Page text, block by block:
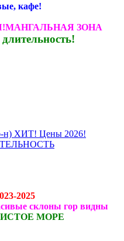
кафе!
ЗОНА
н) ХИТ! Цены 2026!
2025
склоны гор видны
МОРЕ